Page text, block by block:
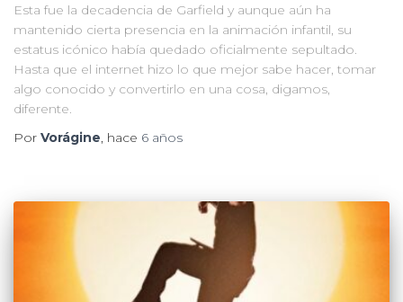
Esta fue la decadencia de Garfield y aunque aún ha
mantenido cierta presencia en la animación infantil, su
estatus icónico había quedado oficialmente sepultado.
Hasta que el internet hizo lo que mejor sabe hacer, tomar
algo conocido y convertirlo en una cosa, digamos,
diferente.
Por Vorágine, hace 6 años